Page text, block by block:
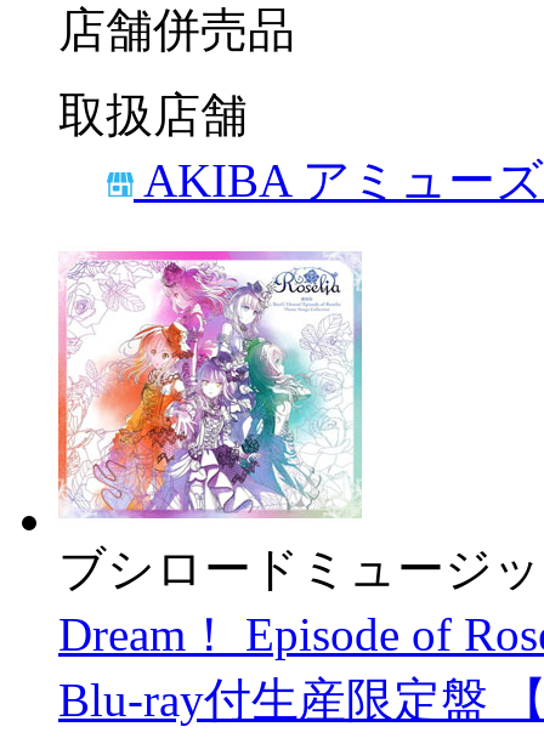
店舗併売品
取扱店舗
AKIBA アミュー
ブシロードミュージ
Dream！ Episode of
Blu-ray付生産限定盤